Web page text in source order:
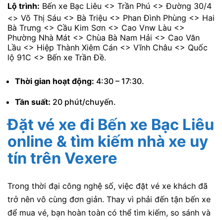
Lộ trình: Bến xe Bạc Liêu <> Trần Phú <> Đường 30/4
<> Võ Thị Sáu <> Bà Triệu <> Phan Đình Phùng <> Hai
Bà Trưng <> Cầu Kim Sơn <> Cao Vnw Làu <>
Phường Nhà Mát <> Chùa Bà Nam Hải <> Cao Văn
Lầu <> Hiệp Thành Xiêm Cán <> Vĩnh Châu <> Quốc
lộ 91C <> Bến xe Trần Đề.
Thời gian hoạt động: 4:30 – 17:30.
Tần suất: 20 phút/chuyến.
Đặt vé xe đi Bến xe Bạc Liêu
online & tìm kiếm nhà xe uy
tín trên Vexere
Trong thời đại công nghệ số, việc đặt vé xe khách đã
trở nên vô cùng đơn giản. Thay vì phải đến tận bến xe
để mua vé, bạn hoàn toàn có thể tìm kiếm, so sánh và